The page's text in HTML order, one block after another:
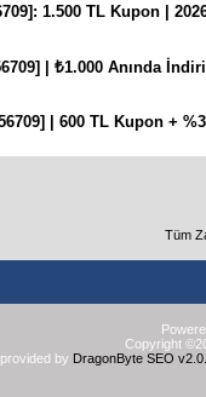
1.500 TL Kupon |
| ₺1.000 Anında
| 600 TL Kupon +
Tüm
Copyright
by DragonByte SEO